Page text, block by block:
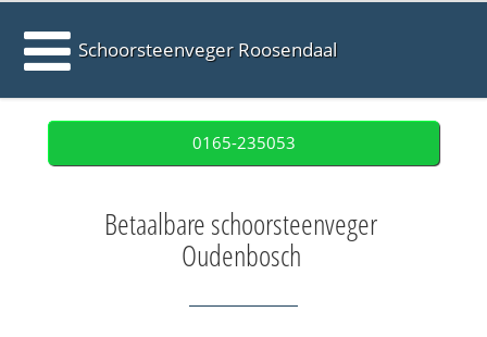
Schoorsteenveger Roosendaal
0165-235053
Betaalbare schoorsteenveger
Oudenbosch